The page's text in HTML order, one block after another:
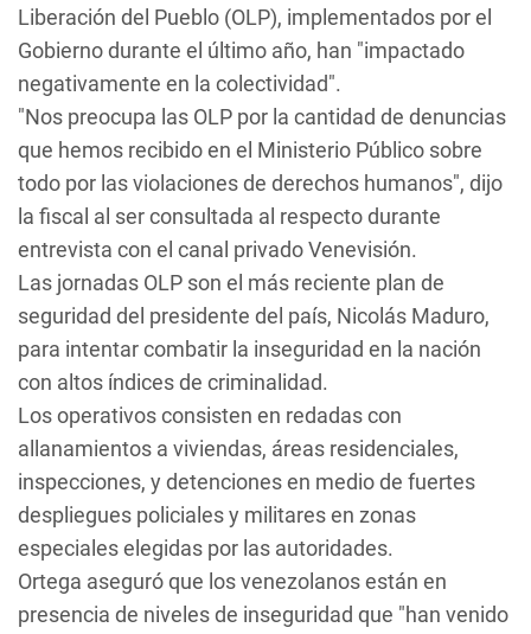
Liberación del Pueblo (OLP), implementados por el
Gobierno durante el último año, han "impactado
negativamente en la colectividad".
"Nos preocupa las OLP por la cantidad de denuncias
que hemos recibido en el Ministerio Público sobre
todo por las violaciones de derechos humanos", dijo
la fiscal al ser consultada al respecto durante
entrevista con el canal privado Venevisión.
Las jornadas OLP son el más reciente plan de
seguridad del presidente del país, Nicolás Maduro,
para intentar combatir la inseguridad en la nación
con altos índices de criminalidad.
Los operativos consisten en redadas con
allanamientos a viviendas, áreas residenciales,
inspecciones, y detenciones en medio de fuertes
despliegues policiales y militares en zonas
especiales elegidas por las autoridades.
Ortega aseguró que los venezolanos están en
presencia de niveles de inseguridad que "han venido